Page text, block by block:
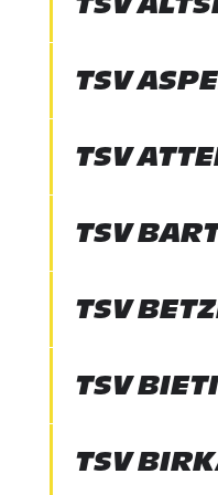
TSV
TSV
TSV
TSV
TSV
TSV